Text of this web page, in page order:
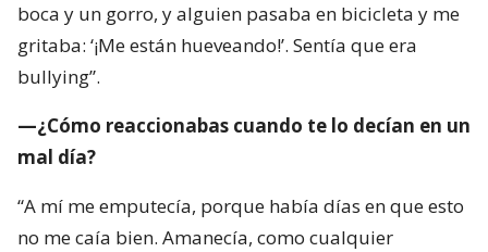
boca y un gorro, y alguien pasaba en bicicleta y me
gritaba: ‘¡Me están hueveando!’. Sentía que era
bullying”.
—¿Cómo reaccionabas cuando te lo decían en un
mal día?
“A mí me emputecía, porque había días en que esto
no me caía bien. Amanecía, como cualquier